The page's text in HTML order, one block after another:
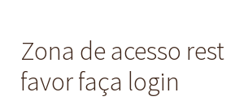
Zona de acesso
favor faça login